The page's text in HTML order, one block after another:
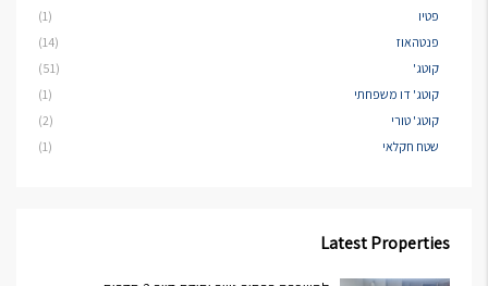
פטיו
(1)
פנטהאוז
(14)
קוטג'
(51)
קוטג' דו משפחתי
(1)
קוטג' טורי
(2)
שטח חקלאי
(1)
Latest Properties